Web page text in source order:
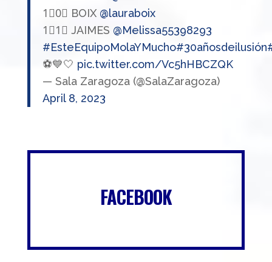
1⃣0⃣ BOIX @lauraboix
1⃣1⃣ JAIMES @Melissa55398293
#EsteEquipoMolaYMucho#30añosdeilusión
⚽💙🤍 pic.twitter.com/Vc5hHBCZQK
— Sala Zaragoza (@SalaZaragoza)
April 8, 2023
FACEBOOK